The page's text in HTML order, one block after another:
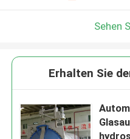
Sehen
Erhalten Sie